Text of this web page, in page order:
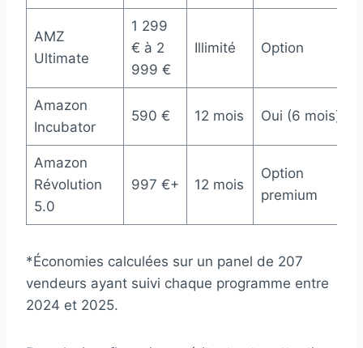
AMZ
Ultimate
1 299
€ à 2
999 €
Illimité Option
Amazon
Incubator
590 € 12 mois Oui (6 mois)
Amazon
Révolution
5.0
997 €+ 12 mois
Option
premium
*Économies calculées sur un panel de 207
vendeurs ayant suivi chaque programme entre
2024 et 2025.